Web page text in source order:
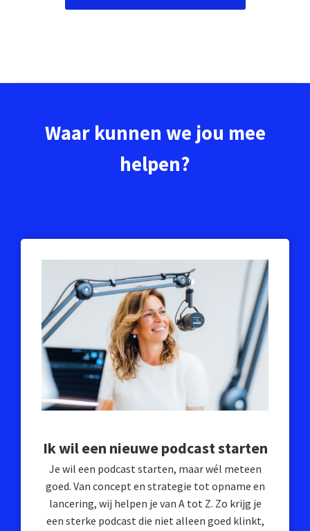
Waar kunnen we jou mee
helpen?
Ik wil een nieuwe podcast starten
Je wil een podcast starten, maar wél meteen
goed. Van concept en strategie tot opname en
lancering, wij helpen je van A tot Z. Zo krijg je
een sterke podcast die niet alleen goed klinkt,